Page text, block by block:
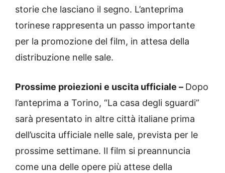
storie che lasciano il segno. L’anteprima
torinese rappresenta un passo importante
per la promozione del film, in attesa della
distribuzione nelle sale.
Prossime proiezioni e uscita ufficiale – Dopo
l’anteprima a Torino, “La casa degli sguardi”
sarà presentato in altre città italiane prima
dell’uscita ufficiale nelle sale, prevista per le
prossime settimane. Il film si preannuncia
come una delle opere più attese della